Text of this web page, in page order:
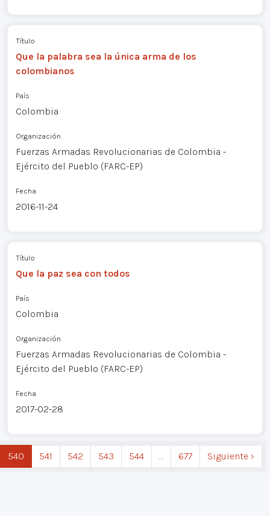
Título
Que la palabra sea la única arma de los
colombianos
País
Colombia
Organización
Fuerzas Armadas Revolucionarias de Colombia -
Ejército del Pueblo (FARC-EP)
Fecha
2016-11-24
Título
Que la paz sea con todos
País
Colombia
Organización
Fuerzas Armadas Revolucionarias de Colombia -
Ejército del Pueblo (FARC-EP)
Fecha
2017-02-28
540 541 542 543 544 677 Siguiente ›